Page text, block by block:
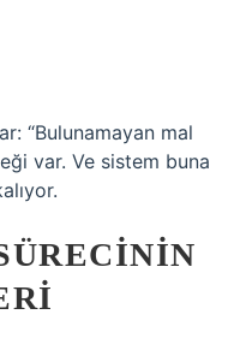
“Bulunamayan mal
var. Ve sistem buna